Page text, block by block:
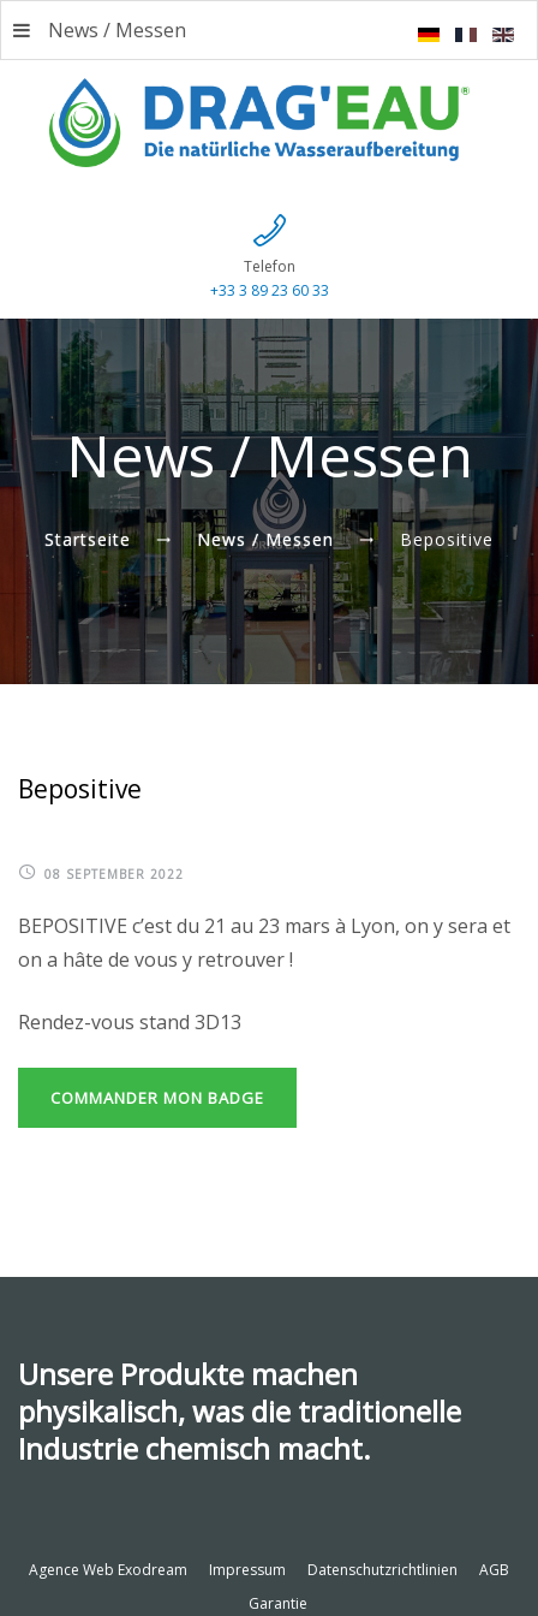
Telefon
+33 3 89 23 60 33
News / Messen
News / Messen
Startseite News / Messen Bepositive
Bepositive
08 SEPTEMBER 2022
BEPOSITIVE c’est du 21 au 23 mars à Lyon, on y sera et
on a hâte de vous y retrouver !
Rendez-vous stand 3D13
COMMANDER MON BADGE
Unsere Produkte machen
physikalisch, was die traditionelle
Industrie chemisch macht.
Agence Web Exodream Impressum Datenschutzrichtlinien
AGB
Garantie